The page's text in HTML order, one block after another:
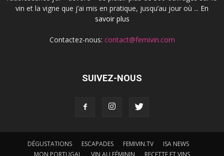
vin et la vigne que j’ai mis en pratique, jusqu’au jour où ... En
savoir plus
Contactez-nous: contact@femivin.com
SUIVEZ-NOUS
DÉGUSTATIONS ESCAPADES FEMIVIN.TV
ISA NEWS